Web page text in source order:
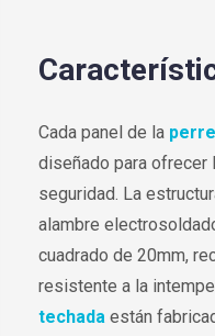
Cada panel de la
diseñado para ofrecer
seguridad. La
alambre
cuadrado de 20mm,
resistente a la
techada están